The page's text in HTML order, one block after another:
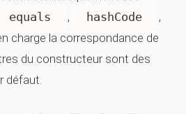
equals , hashCode
,
charge la correspondance de
du constructeur sont des
défaut.